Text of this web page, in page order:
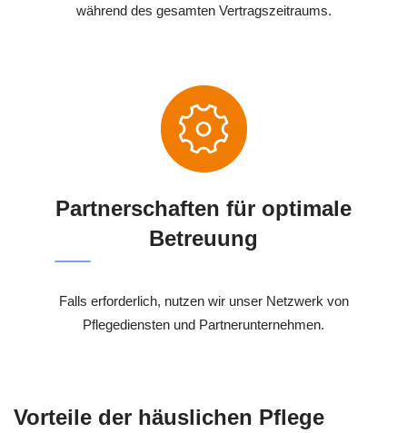
während des gesamten Vertragszeitraums.
Partnerschaften für optimale
Betreuung
Falls erforderlich, nutzen wir unser Netzwerk von
Pflegediensten und Partnerunternehmen.
Vorteile der häuslichen Pflege